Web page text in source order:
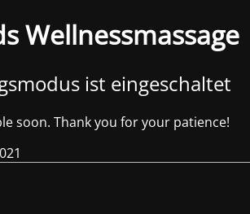
Wellnessmassage
ist eingeschaltet
soon. Thank you for your patience!